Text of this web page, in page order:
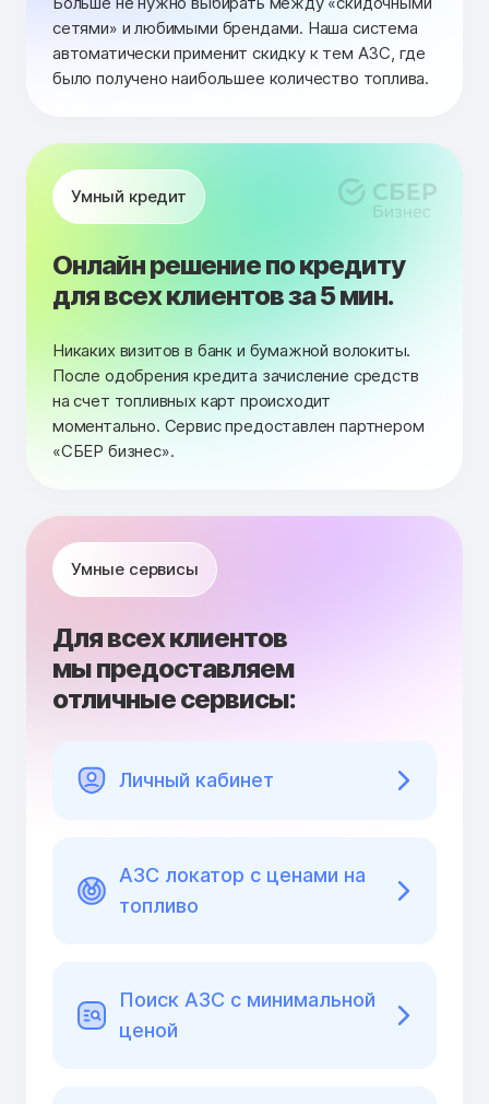
сетями» и любимыми брендами. Наша система
автоматически применит скидку к тем АЗС, где
было получено наибольшее количество топлива.
Умный кредит
Онлайн решение по кредиту
для всех клиентов за 5 мин.
Никаких визитов в банк и бумажной волокиты.
После одобрения кредита зачисление средств
на счет топливных карт происходит
моментально. Сервис предоставлен партнером
«СБЕР бизнес».
Умные сервисы
Для всех клиентов
мы предоставляем
отличные сервисы:
Личный кабинет
АЗС локатор с ценами на
топливо
Поиск АЗС с минимальной
ценой